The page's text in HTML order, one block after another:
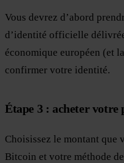
Vous devrez d’abord
d’identité officielle
économique européen (et
confirmer votre identité.
Étape 3 : acheter
Choisissez le montant que
Bitcoin et votre méthode